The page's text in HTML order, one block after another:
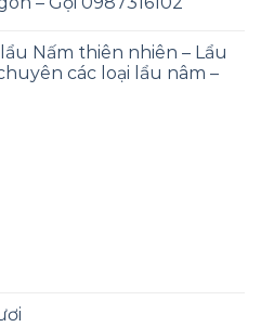
Nấm thiên nhiên – Lẩu
các loại lẩu nâm –